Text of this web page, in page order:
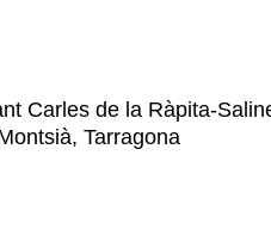
Carles de la Ràpita-
Tarragona